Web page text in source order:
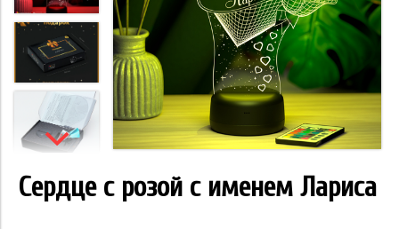
Сердце с розой с именем Лариса